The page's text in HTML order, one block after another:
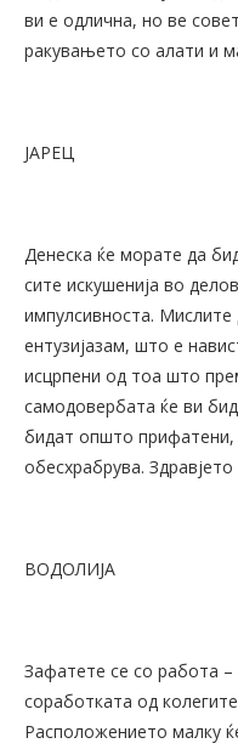
ви е одлична, но ве
ракувањето со алати и
ЈАРЕЦ
Денеска ќе морате да
сите искушенија во
импулсивноста. Мислите
ентузијазам, што е
исцрпени од тоа што
самодовербата ќе ви
бидат општо
обесхрабрува.
ВОДОЛИЈА
Зафатете се со работа –
соработката од
Расположението малку